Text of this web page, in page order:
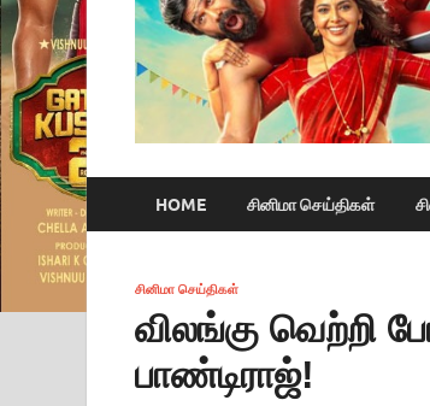
HOME சினிமா செய்திகள்
சினிமா செய்திகள்
விலங்கு வெற்றி
பாண்டிராஜ்!